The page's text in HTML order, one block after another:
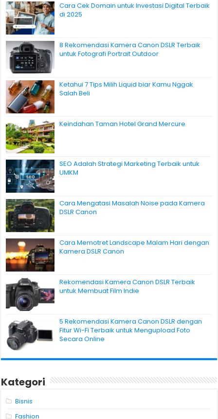
Cara Cek Domain untuk Investasi Digital Terbaik
di 2025
8 Rekomendasi Kamera Canon DSLR Terbaik
untuk Fotografi Portrait Outdoor
Ketahui 7 Tips Milih Liquid biar Kamu Nggak
Salah Beli
Keindahan Taman Hotel Grand Mercure
SEO Adalah Strategi Marketing Terbaik untuk
UMKM
Cara Mengatasi Masalah Noise pada Kamera
DSLR Canon
Cara Memotret Landscape Malam Hari dengan
Kamera DSLR Canon
Rekomendasi Kamera Canon DSLR Terbaik
untuk Membuat Film Indie
5 Rekomendasi Kamera Canon DSLR dengan
Fitur Wi-Fi Terbaik untuk Mengupload Foto
Secara Online
Kategori
Bisnis
Fashion